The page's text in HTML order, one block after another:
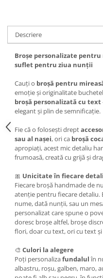
Descriere
Broșe personalizate
suflet pentru ziua nunții
Cauți o broșă pentru
emoție și originalitate
broșă personalizată cu text
elegant și plin de semnificație.
Fie că o folosești drept
sau al nașei, ori ca broșă
apropiați, acest mic detaliu
frumoasă, creată cu grijă și
🎀 Unicitate în fiecare
Fiecare broșă handmade de
atenție pentru fiecare
nume, dată nunții, sau un
personalizat care spune o
doresc broșe altfel, broșe
flori, doar cu text, ori cu text
🎨 Culori la alegere
Poți personalizafundalulîn
albastru, roșu, galben, maro,